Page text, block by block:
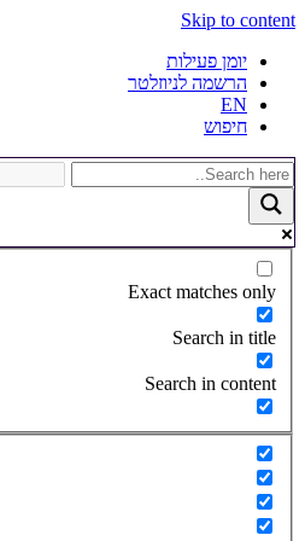
Skip to content
יומן פעילות
הרשמה לניוזלטר
EN
חיפוש
Exact matches only
Search in title
Search in content